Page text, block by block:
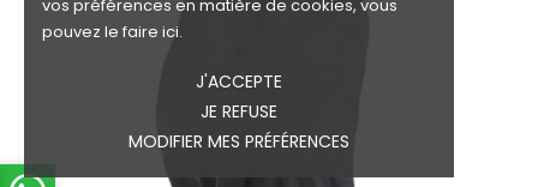
vos préférences en matière de cookies, vous
pouvez le faire ici.
J'ACCEPTE
JE REFUSE
MODIFIER MES PRÉFÉRENCES